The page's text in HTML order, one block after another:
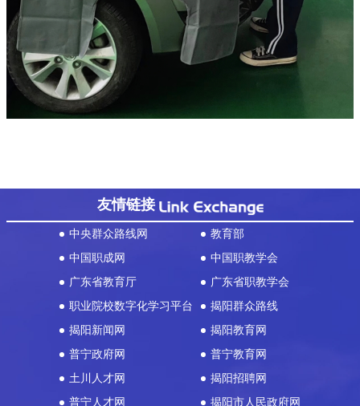
友情链接
中央群众路线网
教育部
中国职成网
中国职教学会
广东省教育厅
广东省职教学会
职业院校数字化学习平台
揭阳群众路线
揭阳新闻网
揭阳教育网
普宁政府网
普宁教育网
土川人才网
揭阳招聘网
普宁人才网
揭阳市人民政府网